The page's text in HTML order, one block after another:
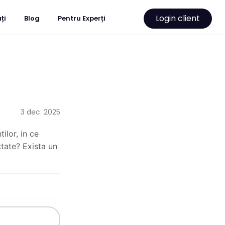
Blog Pentru Experți Login client
3 dec. 2025
in ce
Exista un